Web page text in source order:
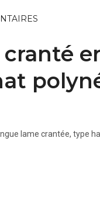
lame crantée, type